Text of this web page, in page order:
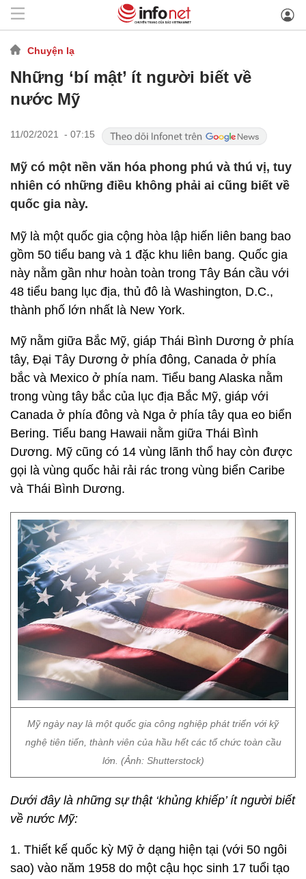
Chuyện lạ
Những ‘bí mật’ ít người biết về
nước Mỹ
11/02/2021 - 07:15
Mỹ có một nền văn hóa phong phú và thú vị, tuy
nhiên có những điều không phải ai cũng biết về
quốc gia này.
Mỹ là một quốc gia cộng hòa lập hiến liên bang bao
gồm 50 tiểu bang và 1 đặc khu liên bang. Quốc gia
này nằm gần như hoàn toàn trong Tây Bán cầu với
48 tiểu bang lục địa, thủ đô là Washington, D.C.,
thành phố lớn nhất là New York.
Mỹ nằm giữa Bắc Mỹ, giáp Thái Bình Dương ở phía
tây, Đại Tây Dương ở phía đông, Canada ở phía
bắc và Mexico ở phía nam. Tiểu bang Alaska nằm
trong vùng tây bắc của lục địa Bắc Mỹ, giáp với
Canada ở phía đông và Nga ở phía tây qua eo biển
Bering. Tiểu bang Hawaii nằm giữa Thái Bình
Dương. Mỹ cũng có 14 vùng lãnh thổ hay còn được
gọi là vùng quốc hải rải rác trong vùng biển Caribe
và Thái Bình Dương.
Mỹ ngày nay là một quốc gia công nghiệp phát triển với kỹ
nghệ tiên tiến, thành viên của hầu hết các tổ chức toàn cầu
lớn. (Ảnh: Shutterstock)
Dưới đây là những sự thật ‘khủng khiếp’ ít người biết
về nước Mỹ:
1. Thiết kế quốc kỳ Mỹ ở dạng hiện tại (với 50 ngôi
sao) vào năm 1958 do một cậu học sinh 17 tuổi tạo